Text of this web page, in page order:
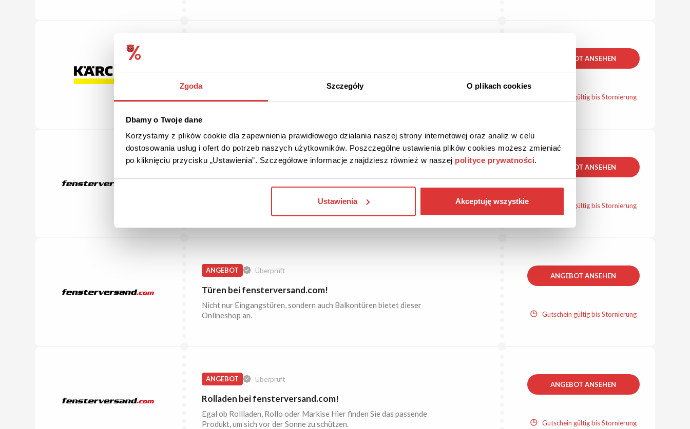
Zgoda Szczegóły O plikach cookies
Dbamy o Twoje dane
Korzystamy z plików cookie dla zapewnienia prawidłowego działania naszej strony internetowej oraz analiz w celu
dostosowania usług i ofert do potrzeb naszych użytkowników. Poszczególne ustawienia plików cookies możesz zmieniać
po kliknięciu przycisku „Ustawienia”. Szczegółowe informacje znajdziesz również w naszej polityce prywatności.
Ustawienia Akceptuję wszystkie
Produkte von KÄRCHER!
Auf dieser Webseite finden Sie alle Produkte von KÄRCHER, darunter
auch die beliebten Hochdruckreiniger.
ANGEBOT ANSEHEN
Gutschein gültig bis Stornierung
ANGEBOT Überprüft
Fenster von fensterversand.com!
Hier bekommen Sie Fenster in vielen verschiedenen Ausführungen.
ANGEBOT ANSEHEN
Gutschein gültig bis Stornierung
ANGEBOT Überprüft
Türen bei fensterversand.com!
Nicht nur Eingangstüren, sondern auch Balkontüren bietet dieser
Onlineshop an.
ANGEBOT ANSEHEN
Gutschein gültig bis Stornierung
ANGEBOT Überprüft
Rolladen bei fensterversand.com!
Egal ob Rollladen, Rollo oder Markise Hier finden Sie das passende
Produkt, um sich vor der Sonne zu schützen.
ANGEBOT ANSEHEN
Gutschein gültig bis Stornierung